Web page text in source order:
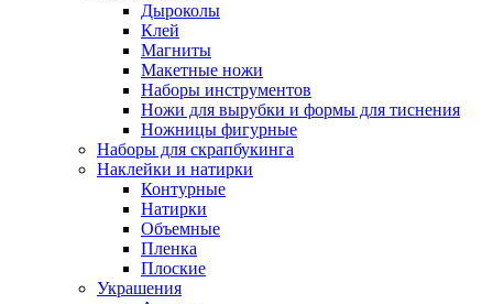
Дыроколы
Клей
Магниты
Макетные ножи
Наборы инструментов
Ножи для вырубки и формы для тиснения
Ножницы фигурные
Наборы для скрапбукинга
Наклейки и натирки
Контурные
Натирки
Объемные
Пленка
Плоские
Украшения